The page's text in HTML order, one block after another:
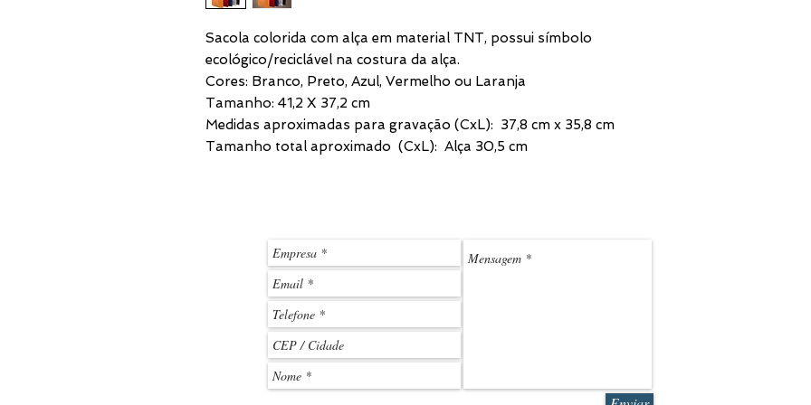
Sacola colorida com alça em material TNT, possui símbolo
ecológico/reciclável na costura da alça.
Cores: Branco, Preto, Azul, Vermelho ou Laranja
Tamanho: 41,2 X 37,2 cm
Medidas aproximadas para gravação (CxL): 37,8 cm x 35,8 cm
Tamanho total aproximado (CxL): Alça 30,5 cm